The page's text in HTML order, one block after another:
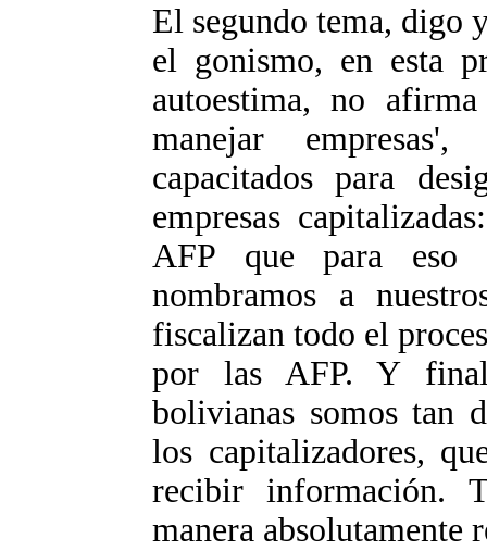
El segundo tema, digo
el gonismo, en esta
autoestima, no
manejar
capacitados para
empresas
AFP que para eso
nombramos a
fiscalizan todo el
por las AFP. Y
bolivianas somos tan
los capitalizadores,
recibir información.
manera absolutamente